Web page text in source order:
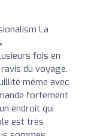
La
fois en
du voyage.
même avec
fortement
endroit qui
est très